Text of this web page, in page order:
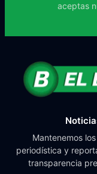
aceptas
Mantenemos
periodística y
transparencia